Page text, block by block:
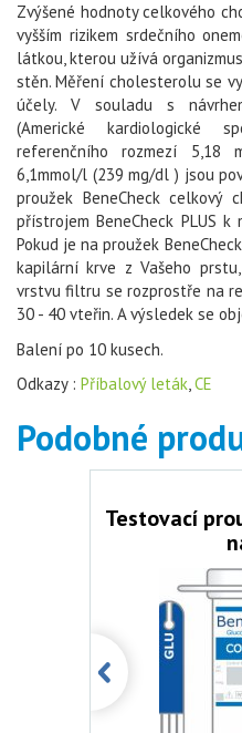
Zvýšené hodnoty celkového
vyšším rizikem srdečního
látkou, kterou užívá
stěn. Měření cholesterolu se
účely. V souladu s
(Americké kardiologické
referenčního rozmezí
6,1mmol/l (239 mg/dl ) jsou
proužek BeneCheck
přístrojem BeneCheck PLUS
Pokud je na proužek
kapilární krve z Vašeho
vrstvu filtru se rozprostře na
30 - 40 vteřin. A výsledek se
Balení po 10 kusech.
Odkazy : Příbalový leták,CE
Podobné
Testovací